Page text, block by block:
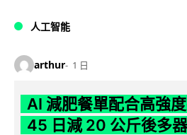
人工智能
arthur 1 日
AI 減肥餐單配合高強
45 日減 20 公斤後多